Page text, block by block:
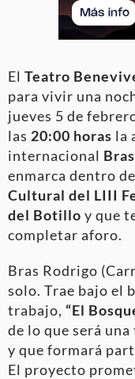
El Teatro
para vivir una
jueves 5 de
las 20:00 horas la
internacional
enmarca dentro
Cultural del LIII
del Botillo y que
completar aforo.
Bras Rodrigo
solo. Trae bajo el
trabajo, “El
de lo que será
y que formará
El proyecto